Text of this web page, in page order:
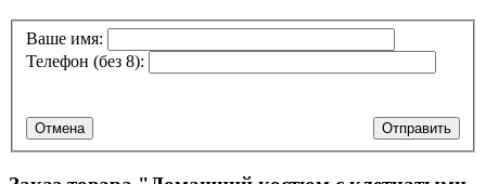
Ваше имя:
Телефон (без 8):
Отправить
Отмена